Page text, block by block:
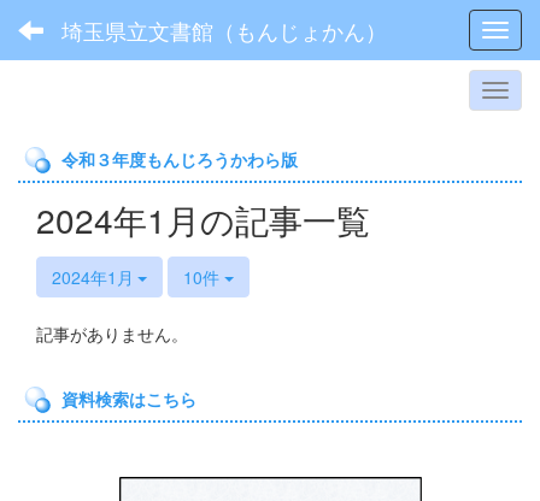
埼玉県立文書館（もんじょかん）
令和３年度もんじろうかわら版
2024年1月の記事一覧
2024年1月 10件
記事がありません。
資料検索はこちら